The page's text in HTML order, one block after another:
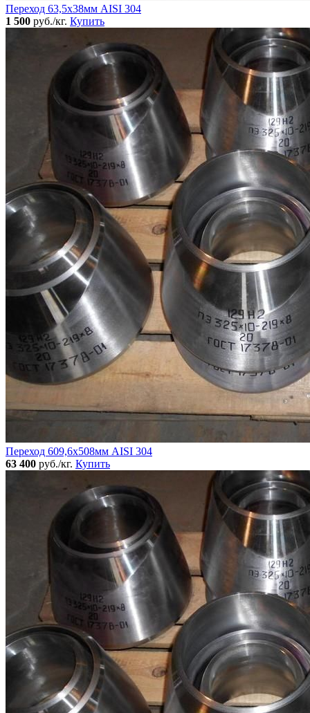
Переход 63,5х38мм AISI 304
1 500 руб./кг. Купить
Переход 609,6х508мм AISI 304
63 400 руб./кг. Купить